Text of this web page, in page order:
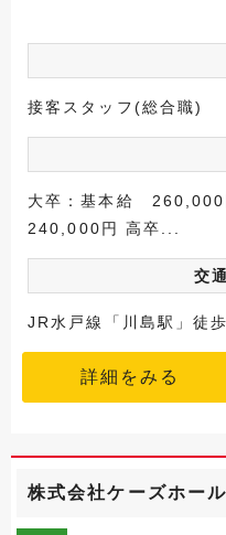
接客スタッフ(総合職)
大卒：基本給
240,000円 高卒...
交
JR水戸線「川島駅」徒
詳細をみる
株式会社ケーズホー